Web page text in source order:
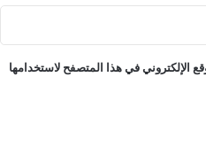
الإلكتروني في هذا المتصفح لاستخدامها